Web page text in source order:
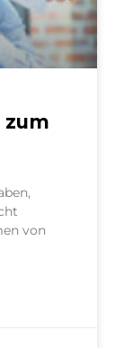
zum
von